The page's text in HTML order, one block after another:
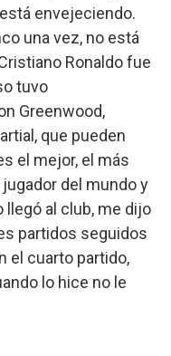
envejeciendo.
una vez, no está
Ronaldo fue
tuvo
Greenwood,
que pueden
el mejor, el más
del mundo y
llegó al club, me dijo
partidos seguidos
el cuarto partido,
lo hice no le